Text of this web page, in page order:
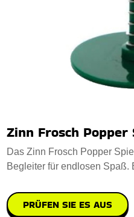
Zinn Frosch Popper
Das Zinn Frosch Popper
Begleiter für endlosen Spaß.
PRÜFEN SIE ES AUS